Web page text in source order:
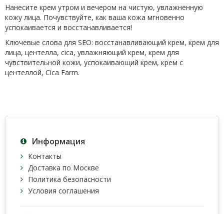
Нанесите крем утром и вечером на чистую, увлажненную
кожу лица. Почувствуйте, как ваша кожа мгновенно
успокаивается и восстанавливается!
Ключевые слова для SEO: восстанавливающий крем, крем для
лица, центелла, cica, увлажняющий крем, крем для
чувствительной кожи, успокаивающий крем, крем с
центеллой, Cica Farm.
Информация
Контакты
Доставка по Москве
Политика безопасности
Условия соглашения